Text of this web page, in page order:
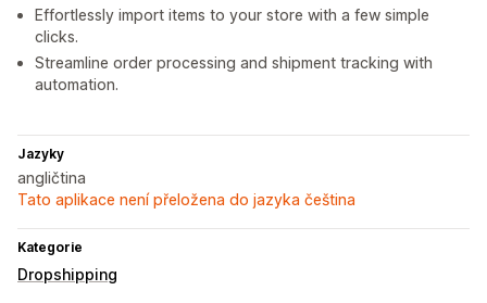
Effortlessly import items to your store with a few simple
clicks.
Streamline order processing and shipment tracking with
automation.
Jazyky
angličtina
Tato aplikace není přeložena do jazyka čeština
Kategorie
Dropshipping